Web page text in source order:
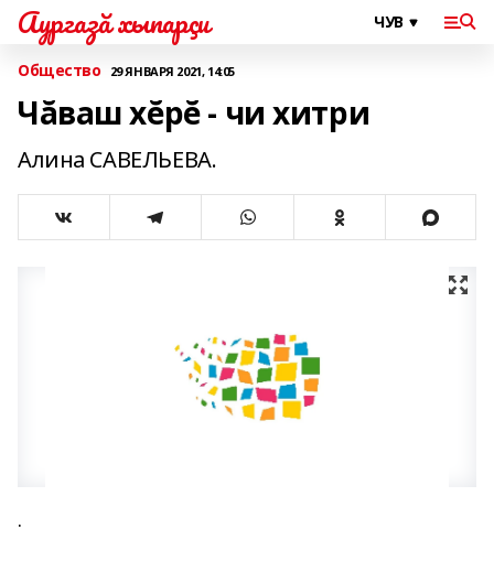
Аургазă хыпарçи
Общество 29 ЯНВАРЯ 2021, 14:05
Чăваш хĕрĕ - чи хитри
Алина САВЕЛЬЕВА.
.